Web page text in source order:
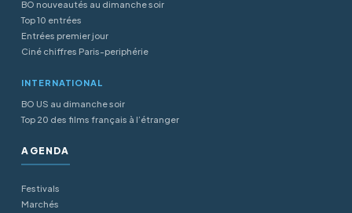
BO nouveautés au dimanche soir
Top 10 entrées
Entrées premier jour
Ciné chiffres Paris-periphérie
INTERNATIONAL
BO US au dimanche soir
Top 20 des films français à l’étranger
AGENDA
Festivals
Marchés